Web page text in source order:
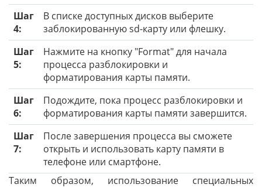
Шаг
4:
В списке доступных дисков выберите
заблокированную sd-карту или флешку.
Шаг
5:
Нажмите на кнопку "Format" для начала
процесса разблокировки и
форматирования карты памяти.
Шаг
6:
Подождите, пока процесс разблокировки и
форматирования карты памяти завершится.
Шаг
7:
После завершения процесса вы сможете
открыть и использовать карту памяти в
телефоне или смартфоне.
Таким образом, использование специальных